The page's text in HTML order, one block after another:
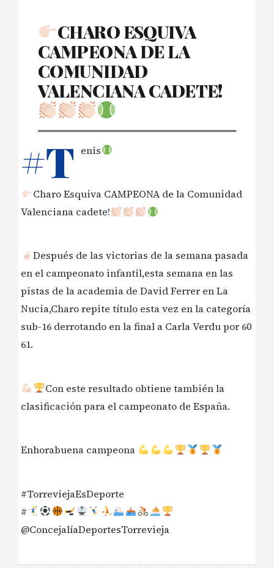
CHARO ESQUIVA
CAMPEONA DE LA
COMUNIDAD
VALENCIANA CADETE!
#T enis
Charo Esquiva CAMPEONA de la Comunidad
Valenciana cadete!
Después de las victorias de la semana pasada
en el campeonato infantil,esta semana en las
pistas de la academia de David Ferrer en La
Nucia,Charo repite título esta vez en la categoría
sub-16 derrotando en la final a Carla Verdu por 60
61.
Con este resultado obtiene también la
clasificación para el campeonato de España.
Enhorabuena campeona
#TorreviejaEsDeporte
#
@ConcejalíaDeportesTorrevieja